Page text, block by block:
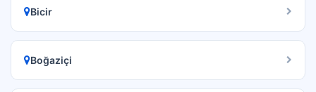
Bicir
Boğaziçi